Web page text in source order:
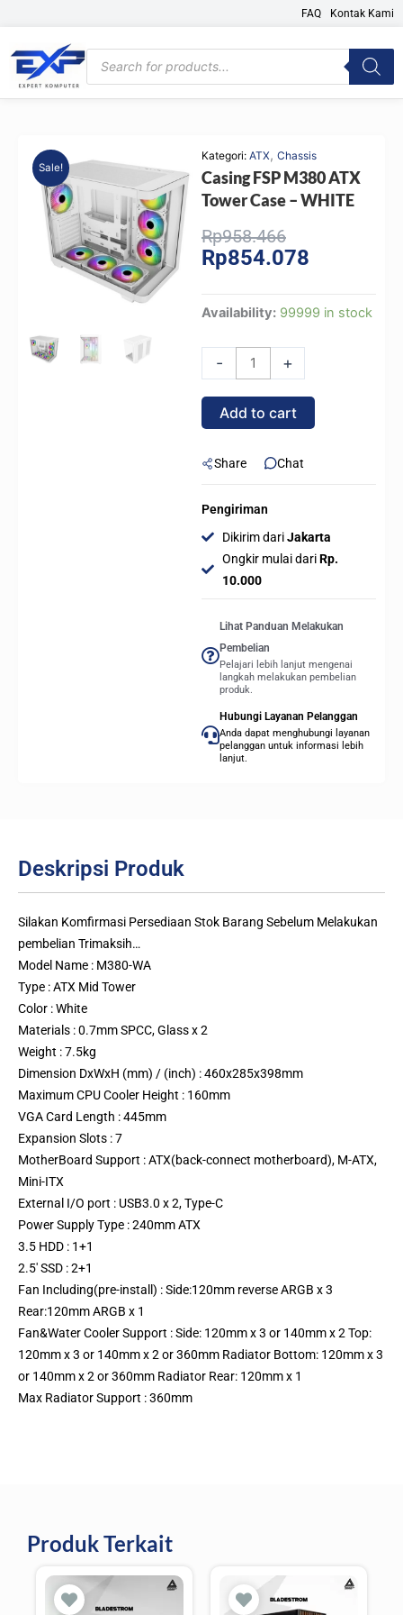
content
FAQ Kontak Kami
Products
search
Sale!
Kategori: ATX, Chassis
Casing FSP M380 ATX
Tower Case – WHITE
Rp958.466Original
price
Rp854.078
Availability: 99999 in stock
-
Casing
ATX
Tower
Case
WHITE
+
Add to cart
Share Chat
Pengiriman
Dikirim dariJakarta
Ongkir mulai dariRp.
10.000
Lihat Panduan Melakukan
Pembelian
Pelajari lebih lanjut mengenai
langkah melakukan pembelian
produk.
Hubungi Layanan Pelanggan
Anda dapat menghubungi layanan
pelanggan untuk informasi lebih
lanjut.
Deskripsi Produk
Silakan Komfirmasi Persediaan Stok Barang Sebelum Melakukan
pembelian Trimaksih…
Model Name : M380-WA
Type : ATX Mid Tower
Color : White
Materials : 0.7mm SPCC, Glass x 2
Weight : 7.5kg
Dimension DxWxH (mm) / (inch) : 460x285x398mm
Maximum CPU Cooler Height : 160mm
VGA Card Length : 445mm
Expansion Slots : 7
MotherBoard Support : ATX(back-connect motherboard), M-ATX,
Mini-ITX
External I/O port : USB3.0 x 2, Type-C
Power Supply Type : 240mm ATX
3.5 HDD : 1+1
2.5′ SSD : 2+1
Fan Including(pre-install) : Side:120mm reverse ARGB x 3
Rear:120mm ARGB x 1
Fan&Water Cooler Support : Side: 120mm x 3 or 140mm x 2 Top:
120mm x 3 or 140mm x 2 or 360mm Radiator Bottom: 120mm x 3
or 140mm x 2 or 360mm Radiator Rear: 120mm x 1
Max Radiator Support : 360mm
Produk Terkait